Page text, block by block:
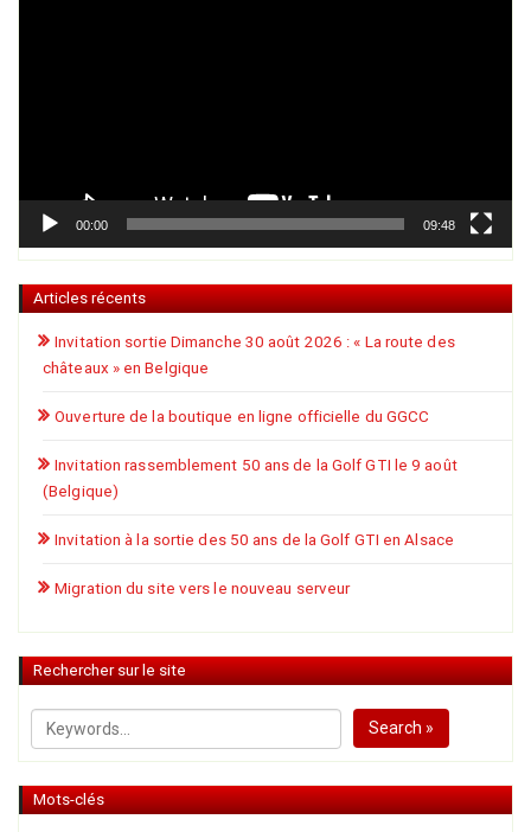
00:00 09:48
Articles récents
Invitation sortie Dimanche 30 août 2026 : « La route des
châteaux » en Belgique
Ouverture de la boutique en ligne officielle du GGCC
Invitation rassemblement 50 ans de la Golf GTI le 9 août
(Belgique)
Invitation à la sortie des 50 ans de la Golf GTI en Alsace
Migration du site vers le nouveau serveur
Rechercher sur le site
Search »
Mots-clés